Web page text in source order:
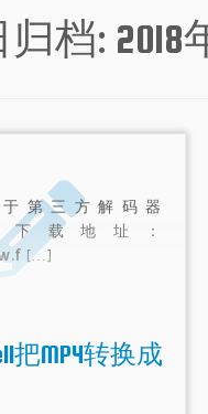
归档: 2018
第三方解码器
下载地址：
[…]
把MP4转换成